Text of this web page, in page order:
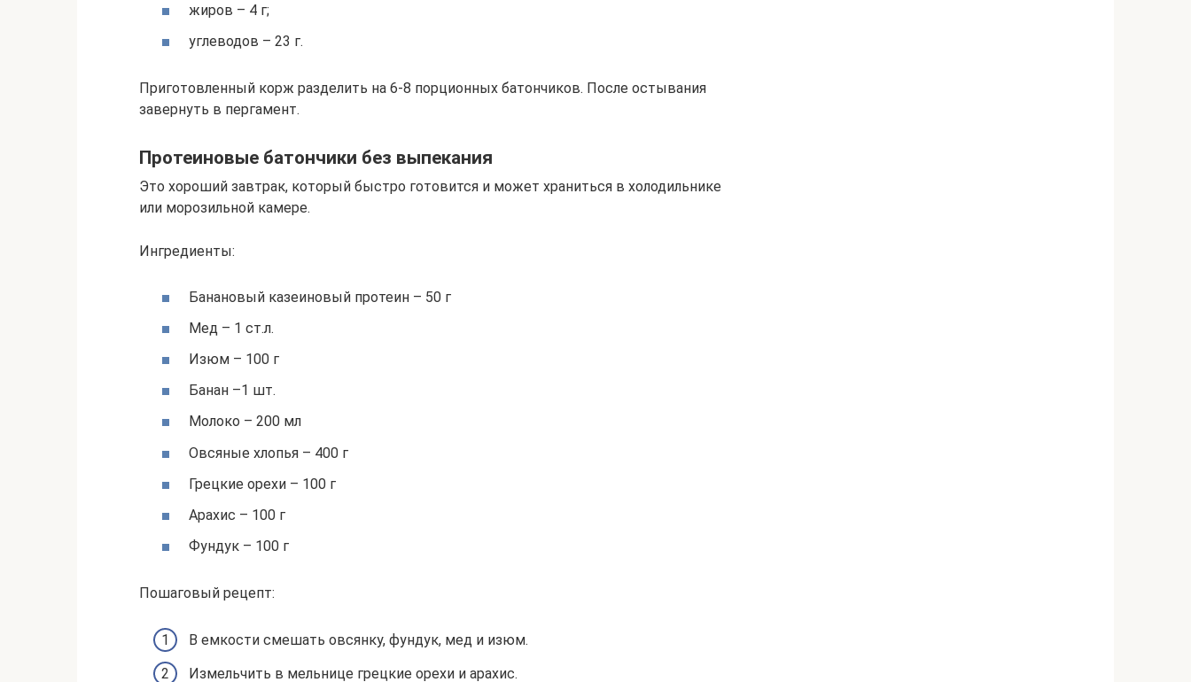
жиров – 4 г;
углеводов – 23 г.
Приготовленный корж разделить на 6-8 порционных батончиков. После остывания
завернуть в пергамент.
Протеиновые батончики без выпекания
Это хороший завтрак, который быстро готовится и может храниться в холодильнике
или морозильной камере.
Ингредиенты:
Банановый казеиновый протеин – 50 г
Мед – 1 ст.л.
Изюм – 100 г
Банан –1 шт.
Молоко – 200 мл
Овсяные хлопья – 400 г
Грецкие орехи – 100 г
Арахис – 100 г
Фундук – 100 г
Пошаговый рецепт:
В емкости смешать овсянку, фундук, мед и изюм.
Измельчить в мельнице грецкие орехи и арахис.